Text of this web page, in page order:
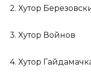
2. Хутор
3. Хутор Войнов
4. Хутор